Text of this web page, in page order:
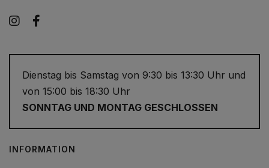
Instagram
Dienstag bis Samstag von 9:30 bis 13:30 Uhr und
von 15:00 bis 18:30 Uhr
SONNTAG UND MONTAG GESCHLOSSEN
INFORMATION